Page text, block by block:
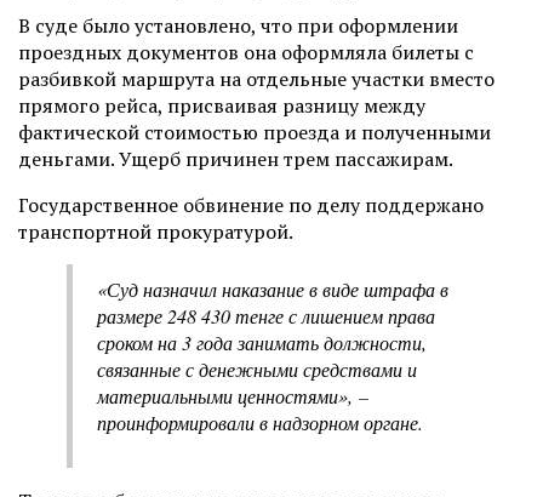
В суде было установлено, что при оформлении
проездных документов она оформляла билеты с
разбивкой маршрута на отдельные участки вместо
прямого рейса, присваивая разницу между
фактической стоимостью проезда и полученными
деньгами. Ущерб причинен трем пассажирам.
Государственное обвинение по делу поддержано
транспортной прокуратурой.
«Суд назначил наказание в виде штрафа в
размере 248 430 тенге с лишением права
сроком на 3 года занимать должности,
связанные с денежными средствами и
материальными ценностями», –
проинформировали в надзорном органе.